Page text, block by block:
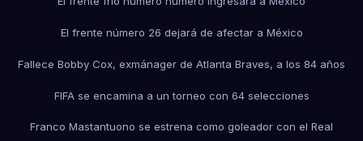
El frente número 26 dejará de afectar a México
Fallece Bobby Cox, exmánager de Atlanta Braves, a los 84 años
FIFA se encamina a un torneo con 64 selecciones
Franco Mastantuono se estrena como goleador con el Real